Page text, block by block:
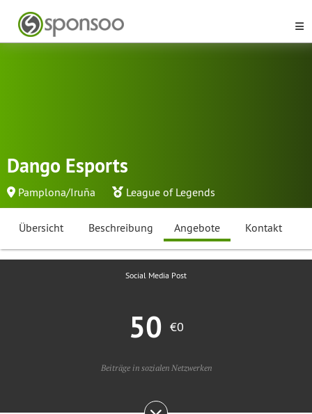
Dango Esports
Pamplona/Iruña League of Legends
Übersicht Beschreibung Angebote Kontakt
Social Media Post
50 €0
Beiträge in sozialen Netzwerken